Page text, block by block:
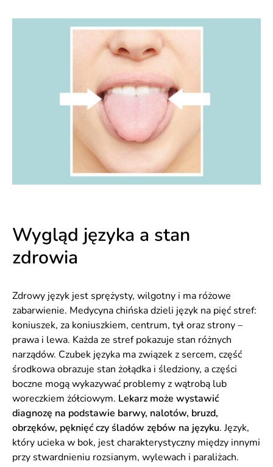
Wygląd języka a stan
zdrowia
Zdrowy język jest sprężysty, wilgotny i ma różowe
zabarwienie. Medycyna chińska dzieli język na pięć stref:
koniuszek, za koniuszkiem, centrum, tył oraz strony –
prawa i lewa. Każda ze stref pokazuje stan różnych
narządów. Czubek języka ma związek z sercem, część
środkowa obrazuje stan żołądka i śledziony, a części
boczne mogą wykazywać problemy z wątrobą lub
woreczkiem żółciowym. Lekarz może wystawić
diagnozę na podstawie barwy, nalotów, bruzd,
obrzęków, pęknięć czy śladów zębów na języku. Język,
który ucieka w bok, jest charakterystyczny między innymi
przy stwardnieniu rozsianym, wylewach i paraliżach.